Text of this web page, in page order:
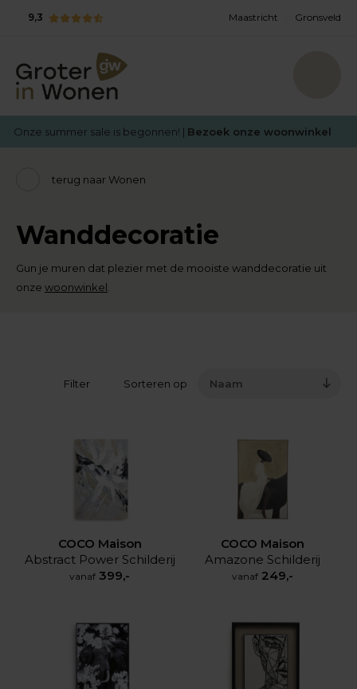
9,3 Maastricht Gronsveld
Onze summer sale is begonnen! | Bezoek onze woonwinkel
terug naar Wonen
Wanddecoratie
Gun je muren dat plezier met de mooiste wanddecoratie uit
onze woonwinkel.
Filter Sorteren op Naam
COCO Maison
Abstract Power Schilderij
vanaf 399,-
COCO Maison
Amazone Schilderij
vanaf 249,-